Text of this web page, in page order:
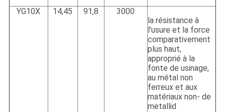
YG10X
14,45 91,8
3000
la résistance à
l'usure et la force
comparativement
plus haut,
approprié à la
fonte de usinage,
au métal non
ferreux et aux
matériaux non- de
metallid